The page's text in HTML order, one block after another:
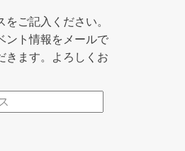
をご記入ください。
ント情報をメールで
きます。よろしくお